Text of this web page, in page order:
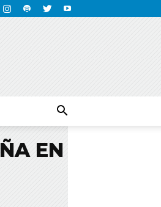
EN